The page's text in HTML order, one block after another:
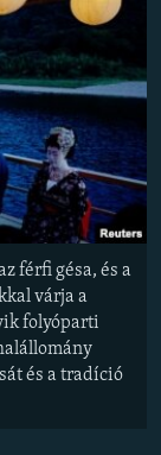
férfi gésa, és a
várja a
folyóparti
és a tradíció